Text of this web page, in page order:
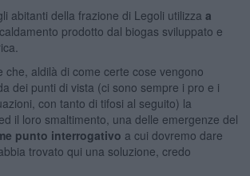
abitanti della frazione di Legoli utilizza a
prodotto dal biogas sviluppato e
che, aldilà di come certe cose vengono
dei punti di vista (ci sono sempre i pro e i
con tanto di tifosi al seguito) la
il loro smaltimento, una delle emergenze del
punto interrogativo a cui dovremo dare
trovato qui una soluzione, credo